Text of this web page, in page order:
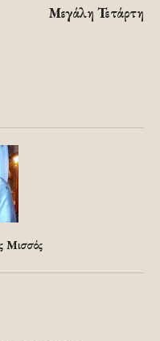
Μεγάλη Τετάρτη
Μισσός